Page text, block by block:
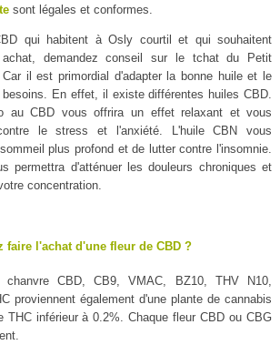
sont légales et conformes.
qui habitent à Osly courtil et qui souhaitent
demandez conseil sur le tchat du Petit
il est primordial d'adapter la bonne huile et le
En effet, il existe différentes huiles CBD.
au CBD vous offrira un effet relaxant et vous
le stress et l'anxiété. L'huile CBN vous
plus profond et de lutter contre l'insomnie.
permettra d'atténuer les douleurs chroniques et
concentration.
faire l'achat d'une fleur de CBD ?
CBD, CB9, VMAC, BZ10, THV N10,
proviennent également d'une plante de cannabis
THC inférieur à 0.2%. Chaque fleur CBD ou CBG